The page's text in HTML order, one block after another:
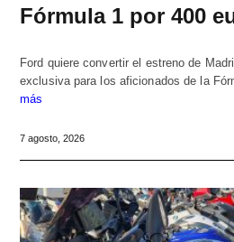
Fórmula 1 por 400
Ford quiere convertir el estreno de
exclusiva para los aficionados de la
más
7 agosto, 2026